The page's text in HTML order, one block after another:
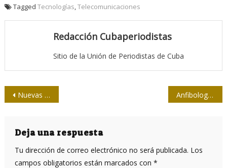
Tagged Tecnologías,Telecomunicaciones
Redacción Cubaperiodistas
Sitio de la Unión de Periodistas de Cuba
Navegación
entradas
Nuevas ofertas trae a la Feria del Libro la Editorial Boloña Anfibologías
Deja una respuesta
Tu dirección de correo electrónico no será publicada. Los
campos obligatorios están marcados con *